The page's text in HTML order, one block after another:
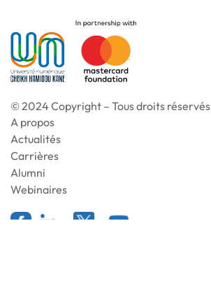
© 2024 Copyright – Tous droits réservés
A propos
Actualités
Carrières
Alumni
Webinaires